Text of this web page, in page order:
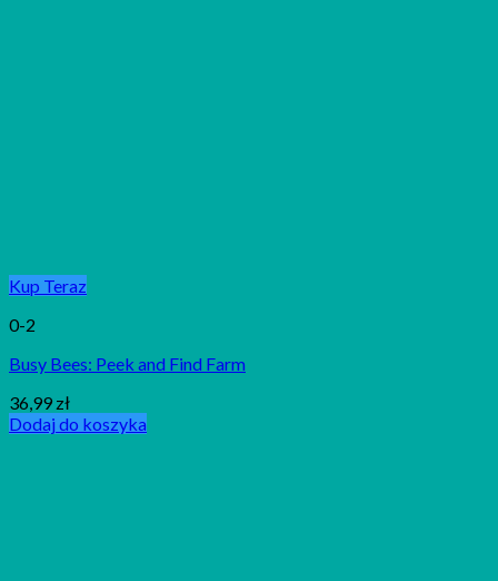
Kup Teraz
0-2
Busy Bees: Peek and Find Farm
36,99 zł
Dodaj do koszyka